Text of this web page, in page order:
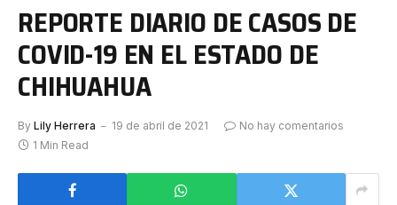
REPORTE DIARIO DE CASOS DE
COVID-19 EN EL ESTADO DE
CHIHUAHUA
By Lily Herrera 19 de abril de 2021
No hay comentarios
1 Min Read